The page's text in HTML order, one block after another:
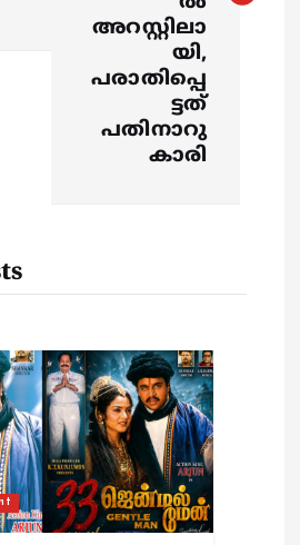
അറസ്റ്റിലാ
യി,
പരാതിപ്പെ
ട്ടത്
പതിനാറു
കാരി